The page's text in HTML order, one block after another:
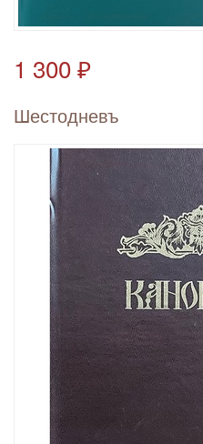
1 300 ₽
Шестодневъ